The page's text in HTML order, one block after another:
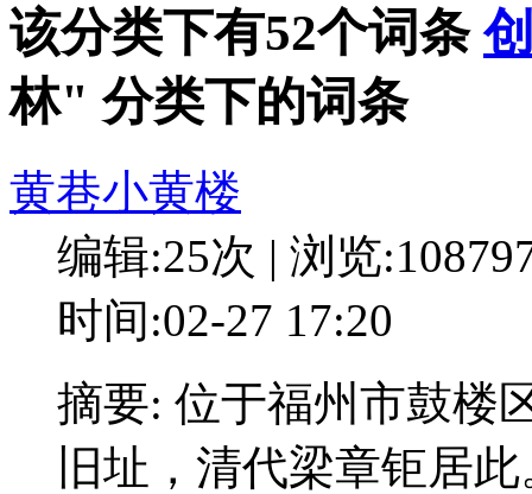
该分类下有52个词条
林" 分类下的词条
黄巷小黄楼
编辑:25次 | 浏览
时间:02-27 17:20
摘要: 位于福州市鼓楼
旧址，清代梁章钜居